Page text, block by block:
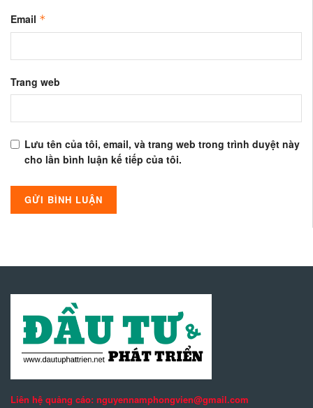
Email *
Trang web
Lưu tên của tôi, email, và trang web trong trình duyệt này
cho lần bình luận kế tiếp của tôi.
Liên hệ quảng cáo: nguyennamphongvien@gmail.com